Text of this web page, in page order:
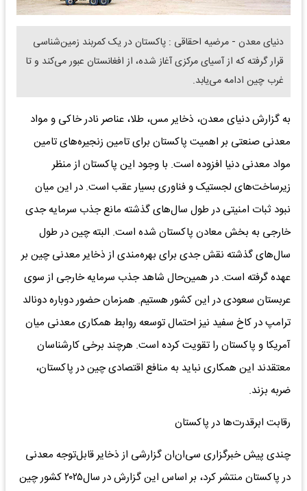
دنیای معدن - مرضیه احقاقی : پاکستان در یک کمربند زمین‌شناسی
قرار گرفته که از آسیای مرکزی آغاز شده، از افغانستان عبور می‌کند و تا
غرب چین ادامه می‌‌یابد.
به گزارش دنیای معدن، ذخایر مس، طلا، عناصر نادر خاکی و مواد
معدنی صنعتی بر اهمیت پاکستان برای تامین زنجیره‌های تامین
مواد معدنی دنیا افزوده است. با وجود این پاکستان از منظر
زیرساخت‌های لجستیک و فناوری بسیار عقب است. در این میان
نبود ثبات امنیتی در طول سال‌های گذشته مانع جذب سرمایه جدی
خارجی به بخش معادن پاکستان شده است. البته چین در طول
سال‌های گذشته نقش جدی برای بهره‌مندی از ذخایر معدنی چین بر
عهده گرفته است. در همین‌حال شاهد جذب سرمایه خارجی از سوی
عربستان سعودی در این کشور هستیم. همزمان حضور دوباره دونالد
ترامپ در کاخ سفید نیز احتمال توسعه روابط همکاری معدنی میان
آمریکا و پاکستان را تقویت کرده است. هرچند برخی کارشناسان
معتقدند این همکاری نباید به منافع اقتصادی چین در پاکستان،
ضربه بزند.
رقابت ابرقدرت‌ها در پاکستان
چندی پیش خبرگزاری ‌سی‌ان‌ان گزارشی از ذخایر قابل‌توجه معدنی
در پاکستان منتشر کرد، بر اساس این گزارش در سال۲۰۲۵ کشور چین